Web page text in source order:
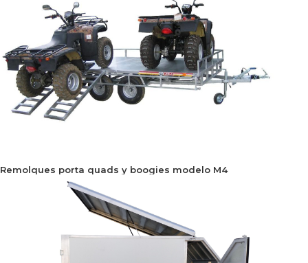
Remolques porta quads y boogies modelo M4